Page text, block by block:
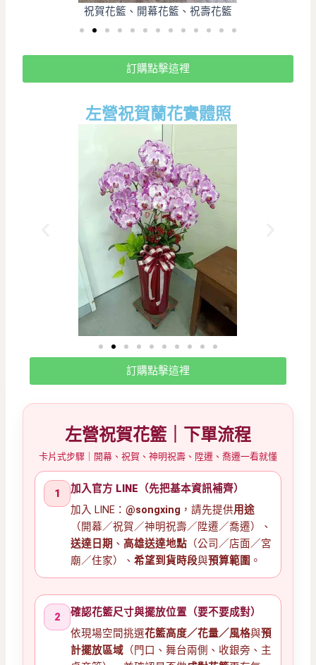
祝賀花籃、開幕花籃、祝壽花籃
訂購點擊這裡
左營祝賀蘭花實體照
訂購點擊這裡
左營祝賀花籃｜下單流程
卡片式步驟｜開幕、祝賀、神明祝壽、陞遷、喬遷一看就懂
1
加入官方 LINE（先把基本資訊補齊）
加入 LINE：@songxing ，請先提供用途
（開幕／祝賀／神明祝壽／陞遷／喬遷）、
送達日期 、高雄送達地點 （公司／店面／宮
廟／住家）、希望到貨時段與預算範圍 。
2
確認花籃尺寸與擺放位置（要不要成對）
依現場空間挑選花籃高度／花量／風格與預
計擺放區域 （門口、舞台兩側、收銀旁、主